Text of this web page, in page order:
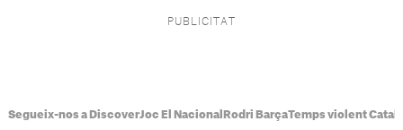
Segueix-nos a DiscoverJoc El Nacional Rodri BarçaTemps violent